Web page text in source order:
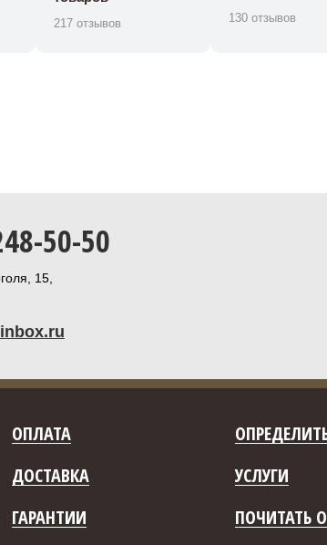
217 отзывов 130 отзывов
50-50
15,
ОПЛАТА
ДОСТАВКА
УСЛУГИ
ГАРАНТИИ
ПОЧИТАТЬ